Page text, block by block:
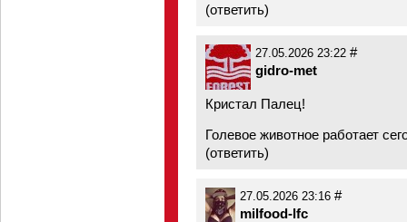
(ответить)
27.05.2026 23:22 #
gidro-met
Кристал Палец!
Голевое животное работает
(ответить)
27.05.2026 23:16 #
milfood-lfc